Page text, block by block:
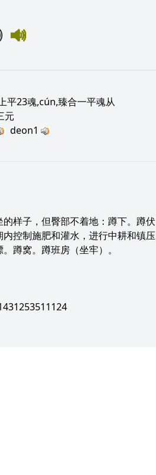
平23魂,cún,臻合一平魂从
元
deon1
样子，但臀部不着地：蹲下。蹲伏
内控制施肥和灌水，进行中耕和镇
蹲窝。蹲班房（坐牢）。